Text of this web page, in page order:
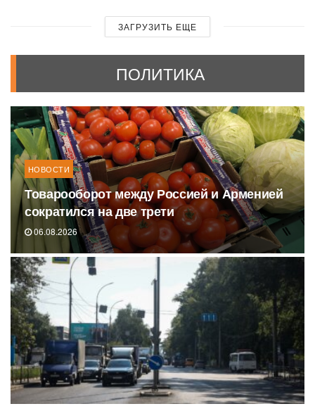
ЗАГРУЗИТЬ ЕЩЕ
ПОЛИТИКА
НОВОСТИ
Товарооборот между Россией и Арменией
сократился на две трети
06.08.2026